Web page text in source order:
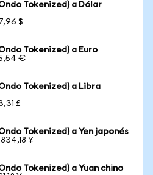
Tokenized) a Dólar
$
Tokenized) a Euro
€
Tokenized) a Libra
£
Tokenized) a Yen japonés
¥
Tokenized) a Yuan chino